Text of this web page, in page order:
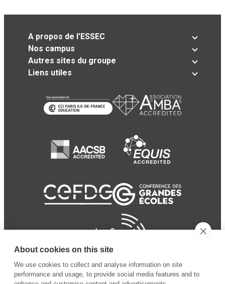
A propos de l’ESSEC
Nos campus
Autres sites du groupe
Liens utiles
About cookies on this site
We use cookies to collect and analyse information on site
performance and usage, to provide social media features and to